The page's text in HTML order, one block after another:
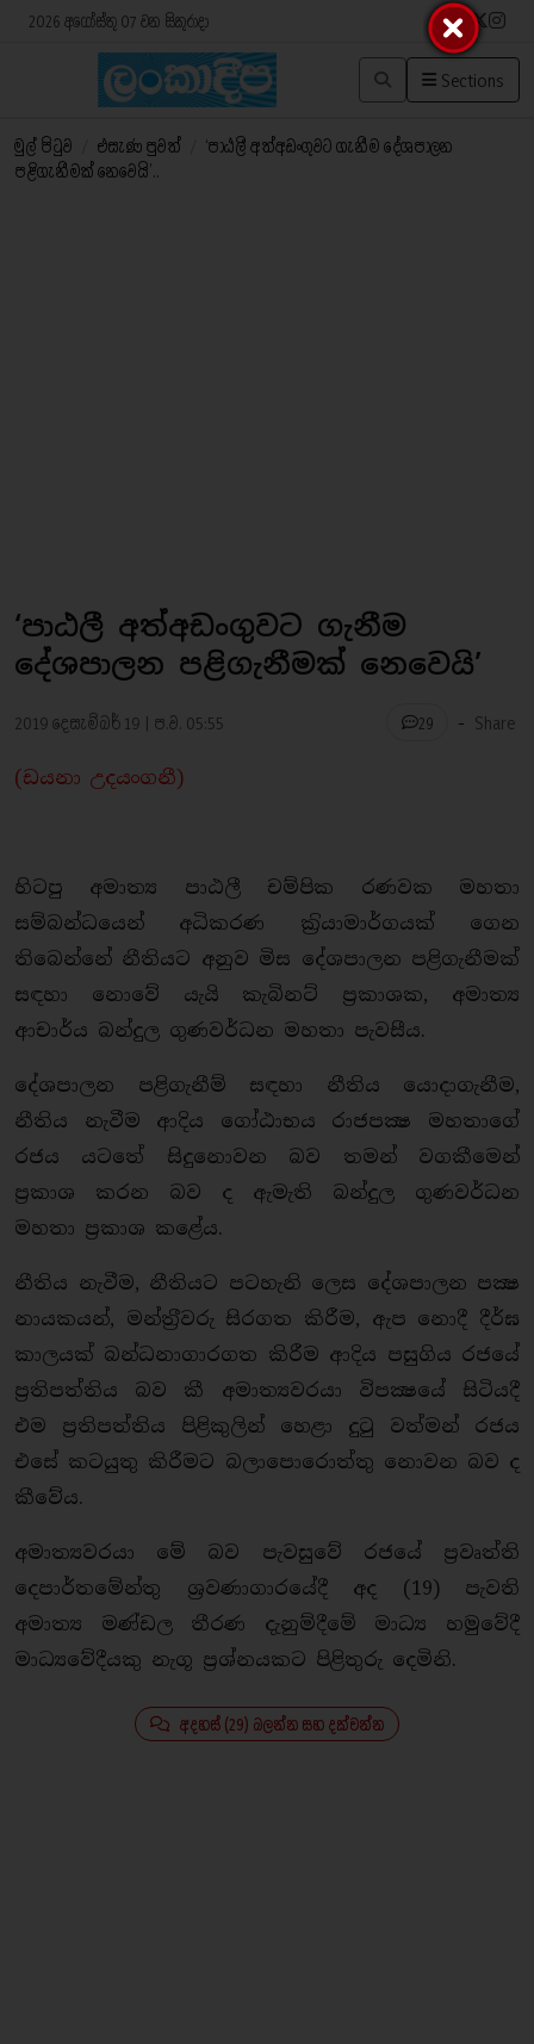
2026 අගෝස්තු 07 වන සිකුරාදා
Sections
මුල් පිටුව එසැණ පුවත්
‘පාඨලී අත්අඩංගුවට ගැනීම දේශපාලන
පළිගැනීමක් නෙවෙයි’..
‘පාඨලී අත්අඩංගුවට ගැනීම
දේශපාලන පළිගැනීමක් නෙවෙයි’
2019 දෙසැම්බර් 19 | ප.ව. 05:55 29 - Share
(ඩයනා උදයංගනී)
හිටපු අමාත්‍ය පාඨලී චම්පික රණවක මහතා
සම්බන්ධයෙන් අධිකරණ ක‍්‍රියාමාර්ගයක් ගෙන
තිබෙන්නේ නීතියට අනුව මිස දේශපාලන පළිගැනීමක්
සඳහා නොවේ යැයි කැබිනට් ප‍්‍රකාශක, අමාත්‍ය
ආචාර්ය බන්දුල ගුණවර්ධන මහතා පැවසීය.
දේශපාලන පළිගැනීම් සඳහා නීතිය යොදාගැනීම,
නීතිය නැවීම ආදිය ගෝඨාභය රාජපක්‍ෂ මහතාගේ
රජය යටතේ සිදුනොවන බව තමන් වගකීමෙන්
ප‍්‍රකාශ කරන බව ද ඇමැති බන්දුල ගුණවර්ධන
මහතා ප්‍රකාශ කළේය.
නීතිය නැවීම, නීතියට පටහැනි ලෙස දේශපාලන පක්‍ෂ
නායකයන්, මන්ත‍්‍රීවරු සිරගත කිරීම, ඇප නොදී දීර්ඝ
කාලයක් බන්ධනාගාරගත කිරීම ආදිය පසුගිය රජයේ
ප‍්‍රතිපත්තිය බව කී අමාත්‍යවරයා විපක්‍ෂයේ සිටියදී
එම ප‍්‍රතිපත්තිය පිළිකුලින් හෙළා දුටු වත්මන් රජය
එසේ කටයුතු කිරීමට බලාපොරොත්තු නොවන බව ද
කීවේය.
අමාත්‍යවරයා මේ බව පැවසුවේ රජයේ ප‍්‍රවෘත්ති
දෙපාර්තමේන්තු ශ‍්‍රවණාගාරයේදී අද (19) පැවති
අමාත්‍ය මණ්ඩල තීරණ දැනුම්දීමේ මාධ්‍ය හමුවේදී
මාධ්‍යවේදීයකු නැගූ ප‍්‍රශ්නයකට පිළිතුරු දෙමිනි.
අදහස් (29) බලන්න සහ දක්වන්න